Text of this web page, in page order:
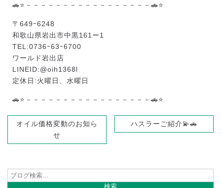
🚗⭐－－－－－－－－－－－－－－－－－🚗⭐
〒649ｰ6248
和歌山県岩出市中黒161ー1
TEL:0736ｰ63ｰ6700
ワールド岩出店
LINEID:@oih1368l
定休日:火曜日、水曜日
🚗⭐－－－－－－－－－－－－－－－－－🚗⭐
オイル価格変動のお知ら
せ
ハスラーご紹介💫🚗